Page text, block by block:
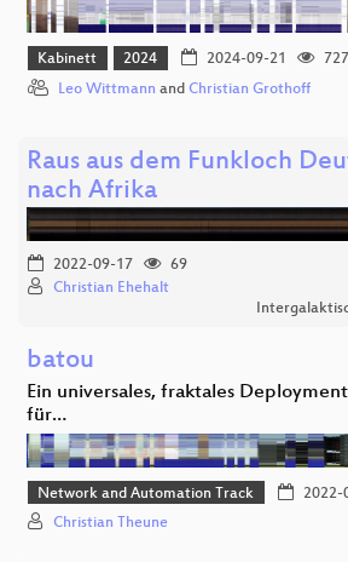
Kabinett 2024 2024-09-21
727
Leo Wittmann and Christian Grothoff
Raus aus dem Funkloch
nach Afrika
2022-09-17
69
Christian Ehehalt
batou
Ein universales, fraktales
für…
Network and Automation Track 2022-
Christian Theune